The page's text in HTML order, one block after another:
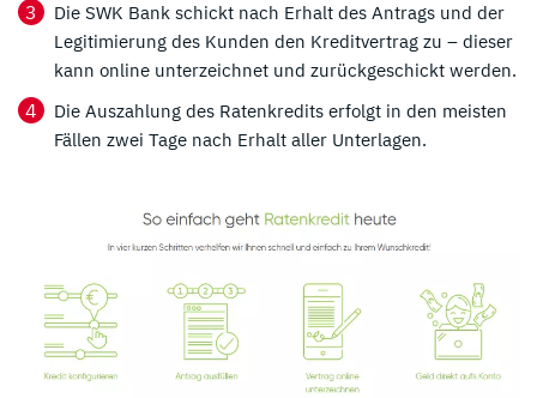
Die SWK Bank schickt nach Erhalt des Antrags und der
Legitimierung des Kunden den Kreditvertrag zu – dieser
kann online unterzeichnet und zurückgeschickt werden.
Die Auszahlung des Ratenkredits erfolgt in den meisten
Fällen zwei Tage nach Erhalt aller Unterlagen.